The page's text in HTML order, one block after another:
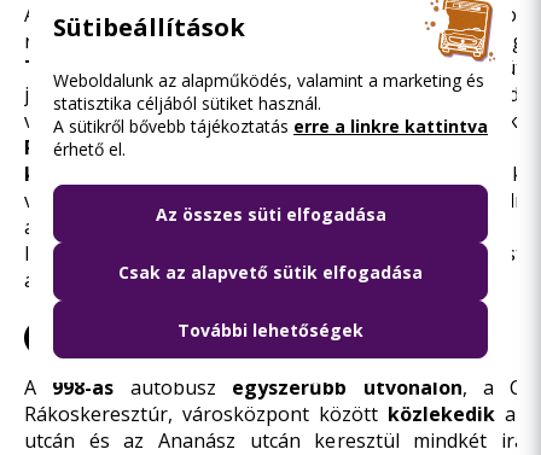
A 908-as autóbuszok
részben
részben Rákoskeresztúr, városközpont érintésével
Tóalmás utcáig meghosszabbítjuk
a Cinkotai
jelzésű buszok jellemzően 60 percenként
városközponttól a 198-as busz útvonalán
Rákoskeresztúr, városközpontig
közlekednek
, ahogy azok az autóbuszok is, amelyek
változatlanul a Cinkotai autóbuszgarázsig
autóbusz továbbra is 908-as jelzéssel közlekedik.
lehetőséget biztosítunk mindkét irányban a Pesti
autóbuszjáratokra.
998 998B
A 998-as autóbusz egyszerűbb útvonalon, a
Rákoskeresztúr, városközpont között közlekedika
utcán és az Ananász utcán keresztül mindkét
Sütibeállítások
Weboldalunk az alapműködés, valamint a marketing és
statisztika céljából sütiket használ.
A sütikről bővebb tájékoztatás erre a linkre kattintva
érhető el.
Az összes süti elfogadása
Csak az alapvető sütik elfogadása
További lehetőségek